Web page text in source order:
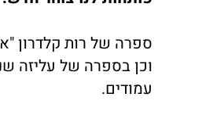
ספרה של רות קלדרון "אלפא
עמודים.